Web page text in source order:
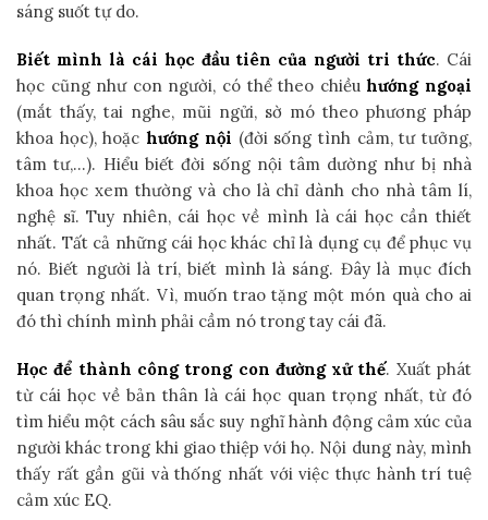
sáng suốt tự do.
Biết mình là cái học đầu tiên của người tri thức. Cái
học cũng như con người, có thể theo chiềuhướng ngoại
(mắt thấy, tai nghe, mũi ngửi, sờ mó theo phương pháp
khoa học), hoặchướng nội (đời sống tình cảm, tư tưởng,
tâm tư,…). Hiểu biết đời sống nội tâm dường như bị nhà
khoa học xem thường và cho là chỉ dành cho nhà tâm lí,
nghệ sĩ. Tuy nhiên, cái học về mình là cái học cần thiết
nhất. Tất cả những cái học khác chỉ là dụng cụ để phục vụ
nó. Biết người là trí, biết mình là sáng. Đây là mục đích
quan trọng nhất. Vì, muốn trao tặng một món quà cho ai
đó thì chính mình phải cầm nó trong tay cái đã.
Học để thành công trong con đường xử thế. Xuất phát
từ cái học về bản thân là cái học quan trọng nhất, từ đó
tìm hiểu một cách sâu sắc suy nghĩ hành động cảm xúc của
người khác trong khi giao thiệp với họ. Nội dung này, mình
thấy rất gần gũi và thống nhất với việc thực hành trí tuệ
cảm xúc EQ.